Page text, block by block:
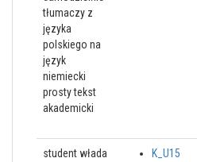
tłumaczy z
języka
polskiego na
język
niemiecki
prosty tekst
akademicki
student włada
K_U15